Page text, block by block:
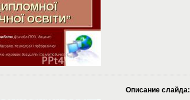
Описание слайда: